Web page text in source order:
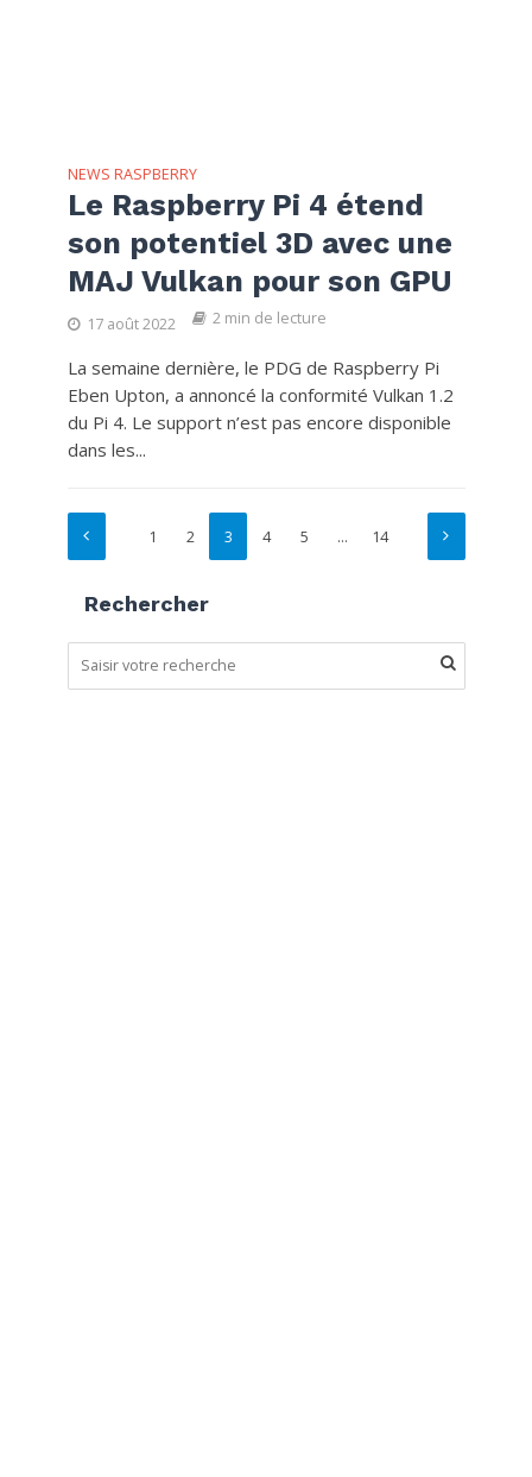
NEWS RASPBERRY
Le Raspberry Pi 4 étend
son potentiel 3D avec une
MAJ Vulkan pour son GPU
17 août 2022 2 min de lecture
La semaine dernière, le PDG de Raspberry Pi
Eben Upton, a annoncé la conformité Vulkan 1.2
du Pi 4. Le support n’est pas encore disponible
dans les...
1 2 3 4 5 … 14
Rechercher